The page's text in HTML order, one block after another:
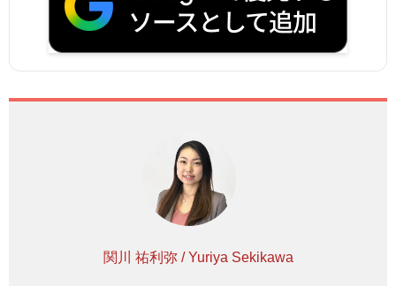
関川 祐利弥 / Yuriya Sekikawa